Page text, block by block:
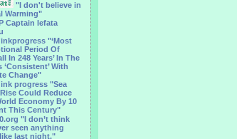
"I don't believe in
Warming"
Captain Iefata
"‘Most
Period Of
In 248 Years’ In The
‘Consistent’ With
Change"
progress "Sea
Could Reduce
Economy By 10
This Century"
"I don’t think
seen anything
last night."